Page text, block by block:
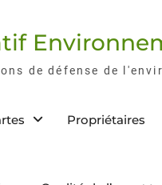
de défense de
Propriétaires